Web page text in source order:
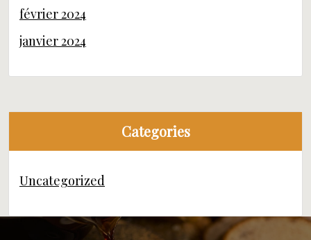
février 2024
janvier 2024
Categories
Uncategorized